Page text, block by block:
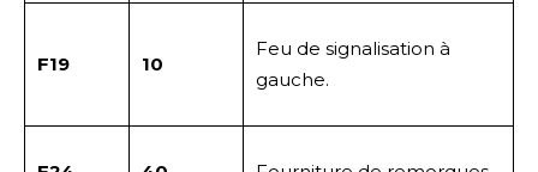
F19 10
Feu de signalisation à
gauche.